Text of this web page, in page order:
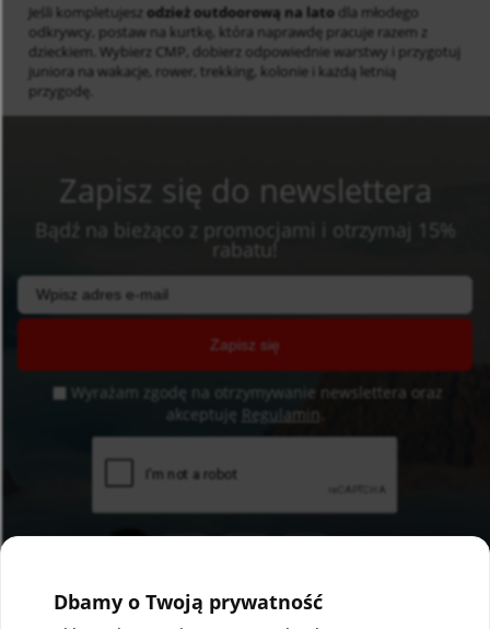
Jeśli kompletujesz odzież outdoorową na lato dla młodego
odkrywcy, postaw na kurtkę, która naprawdę pracuje razem z
dzieckiem. Wybierz CMP, dobierz odpowiednie warstwy i przygotuj
juniora na wakacje, rower, trekking, kolonie i każdą letnią
przygodę.
Zapisz się do newslettera
Bądź na bieżąco z promocjami i otrzymaj 15%
rabatu!
Zapisz się
Wyrażam zgodę na otrzymywanie newslettera oraz
akceptuję Regulamin
Dbamy o Twoją prywatność